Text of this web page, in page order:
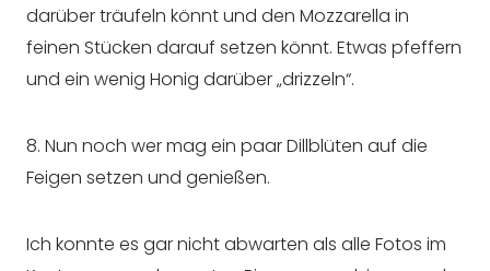
darüber träufeln könnt und den Mozzarella in
feinen Stücken darauf setzen könnt. Etwas pfeffern
und ein wenig Honig darüber „drizzeln“.
8. Nun noch wer mag ein paar Dillblüten auf die
Feigen setzen und genießen.
Ich konnte es gar nicht abwarten als alle Fotos im